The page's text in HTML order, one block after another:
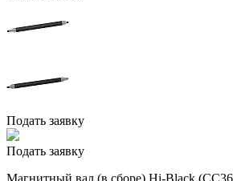
Подать заявку
Подать заявку
Магнитный вал (в сборе) Hi-Black